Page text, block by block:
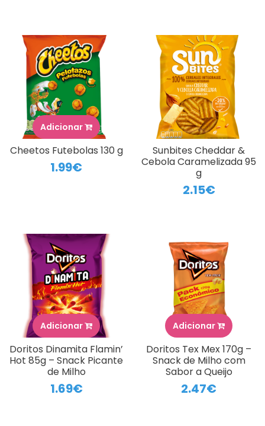
Adicionar
Cheetos Futebolas 130 g
1.99€
Sunbites Cheddar &
Cebola Caramelizada 95
g
2.15€
Adicionar
Doritos Dinamita Flamin’
Hot 85g – Snack Picante
de Milho
1.69€
Adicionar
Doritos Tex Mex 170g –
Snack de Milho com
Sabor a Queijo
2.47€